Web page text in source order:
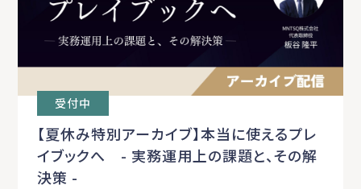
受付中
【夏休み特別アーカイブ】本当に使えるプレ
イブックへ - 実務運用上の課題と、その解
決策 -